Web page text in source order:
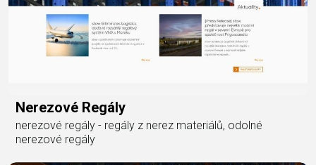
Nerezové Regály
nerezové regály - regály z nerez materiálů, odolné
nerezové regály